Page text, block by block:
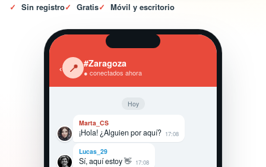
✓ Sin registro✓ Gratis✓ Móvil y escritorio
‹ 📍 #Zaragoza
● conectados ahora
Hoy
Marta_CS
¡Hola! ¿Alguien por aquí? 17:08
Lucas_29
Sí, aquí estoy 👋 17:08